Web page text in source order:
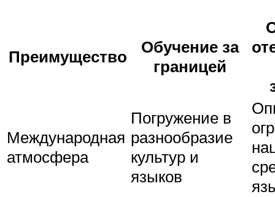
Преимущество
Обучение за
границей
Международная
атмосфера
Погружение в
разнообразие
культур и
языков